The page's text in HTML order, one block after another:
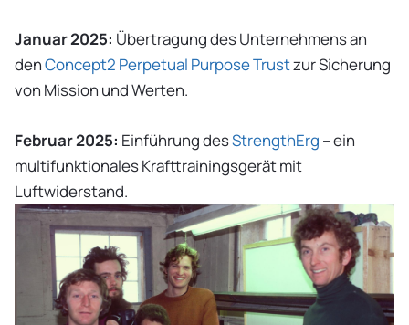
Januar 2025: Übertragung des Unternehmens an
denConcept2 Perpetual Purpose Trustzur Sicherung
von Mission und Werten.
Februar 2025: Einführung desStrengthErg – ein
multifunktionales Krafttrainingsgerät mit
Luftwiderstand.